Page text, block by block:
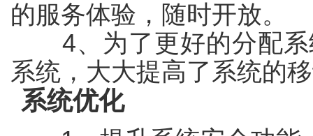
的服务体验，随时开放。
4、为了更好的分配系
系统，大大提高了系统的
系统优化